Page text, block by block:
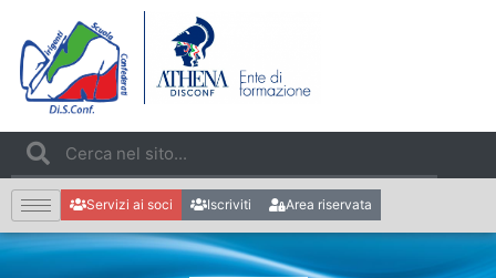
Servizi ai soci Iscriviti Area riservata